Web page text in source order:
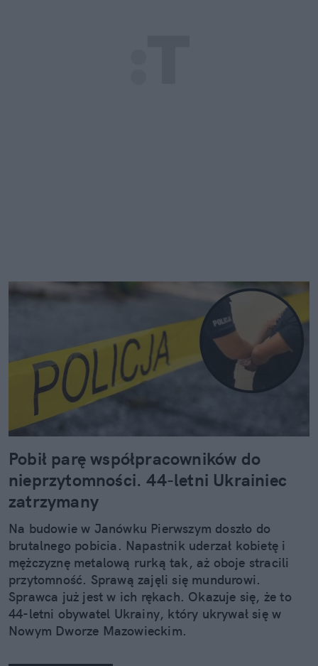
Pobił parę współpracowników do
nieprzytomności. 44-letni Ukrainiec
zatrzymany
Na budowie w Janówku Pierwszym doszło do
brutalnego pobicia. Napastnik uderzał kobietę i
mężczyznę metalową rurką tak, aż oboje stracili
przytomność. Sprawą zajęli się mundurowi.
Sprawca już jest w ich rękach. Okazuje się, że to
44-letni obywatel Ukrainy, który ukrywał się w
Nowym Dworze Mazowieckim.